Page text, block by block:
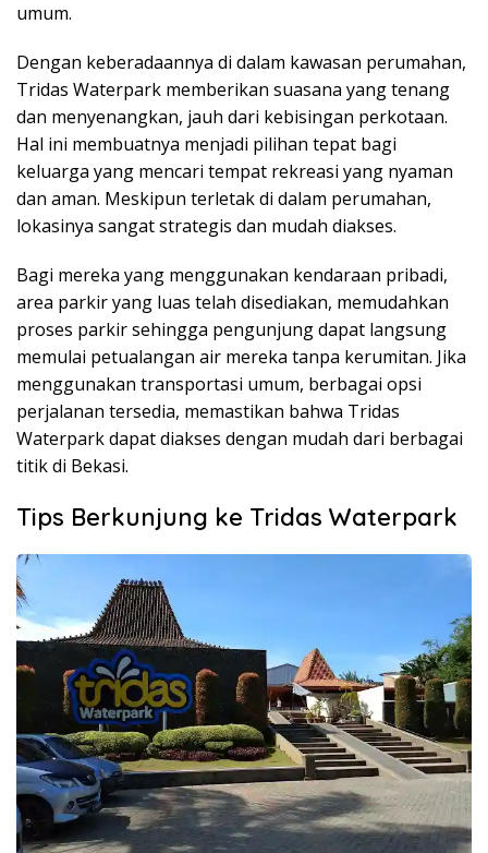
umum.
Dengan keberadaannya di dalam kawasan perumahan,
Tridas Waterpark memberikan suasana yang tenang
dan menyenangkan, jauh dari kebisingan perkotaan.
Hal ini membuatnya menjadi pilihan tepat bagi
keluarga yang mencari tempat rekreasi yang nyaman
dan aman. Meskipun terletak di dalam perumahan,
lokasinya sangat strategis dan mudah diakses.
Bagi mereka yang menggunakan kendaraan pribadi,
area parkir yang luas telah disediakan, memudahkan
proses parkir sehingga pengunjung dapat langsung
memulai petualangan air mereka tanpa kerumitan. Jika
menggunakan transportasi umum, berbagai opsi
perjalanan tersedia, memastikan bahwa Tridas
Waterpark dapat diakses dengan mudah dari berbagai
titik di Bekasi.
Tips Berkunjung ke Tridas Waterpark